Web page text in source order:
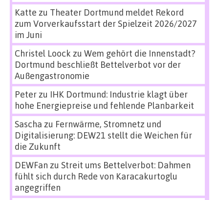
Katte zu Theater Dortmund meldet Rekord
zum Vorverkaufsstart der Spielzeit 2026/2027
im Juni
Christel Loock zu Wem gehört die Innenstadt?
Dortmund beschließt Bettelverbot vor der
Außengastronomie
Peterzu IHK Dortmund: Industrie klagt über
hohe Energiepreise und fehlende Planbarkeit
Sascha zu Fernwärme, Stromnetz und
Digitalisierung: DEW21 stellt die Weichen für
die Zukunft
DEWFan zu Streit ums Bettelverbot: Dahmen
fühlt sich durch Rede von Karacakurtoglu
angegriffen